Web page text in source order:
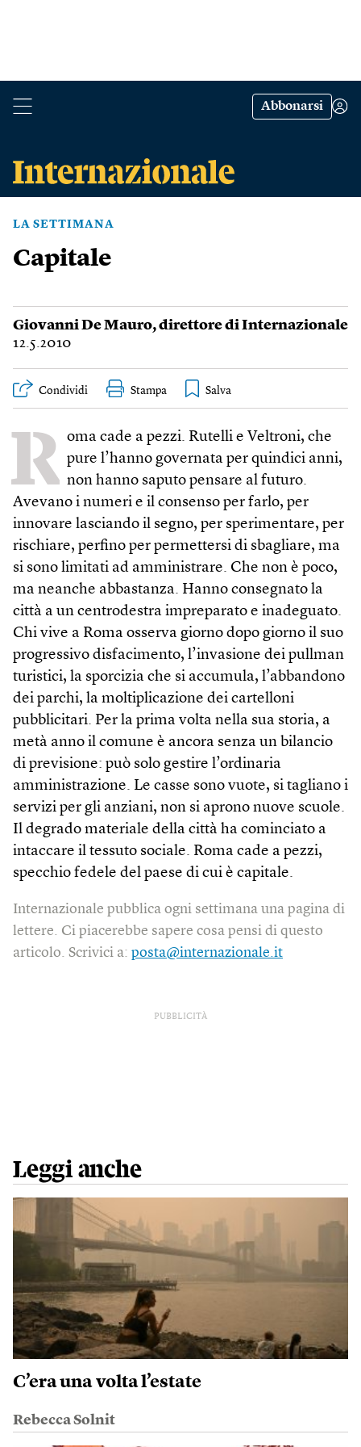
Abbonarsi
LA SETTIMANA
Capitale
Giovanni De Mauro, direttore di Internazionale
12.5.2010
Condividi Stampa
R oma cade a pezzi. Rutelli e Veltroni, che
pure l’hanno governata per quindici anni,
non hanno saputo pensare al futuro.
Avevano i numeri e il consenso per farlo, per
innovare lasciando il segno, per sperimentare, per
rischiare, perfino per permettersi di sbagliare, ma
si sono limitati ad amministrare. Che non è poco,
ma neanche abbastanza. Hanno consegnato la
città a un centrodestra impreparato e inadeguato.
Chi vive a Roma osserva giorno dopo giorno il suo
progressivo disfacimento, l’invasione dei pullman
turistici, la sporcizia che si accumula, l’abbandono
dei parchi, la moltiplicazione dei cartelloni
pubblicitari. Per la prima volta nella sua storia, a
metà anno il comune è ancora senza un bilancio
di previsione: può solo gestire l’ordinaria
amministrazione. Le casse sono vuote, si tagliano i
servizi per gli anziani, non si aprono nuove scuole.
Il degrado materiale della città ha cominciato a
intaccare il tessuto sociale. Roma cade a pezzi,
specchio fedele del paese di cui è capitale.
Internazionale pubblica ogni settimana una pagina di
lettere. Ci piacerebbe sapere cosa pensi di questo
articolo. Scrivici a: posta@internazionale.it
PUBBLICITÀ
Leggi anche
C’era una volta l’estate
Rebecca Solnit